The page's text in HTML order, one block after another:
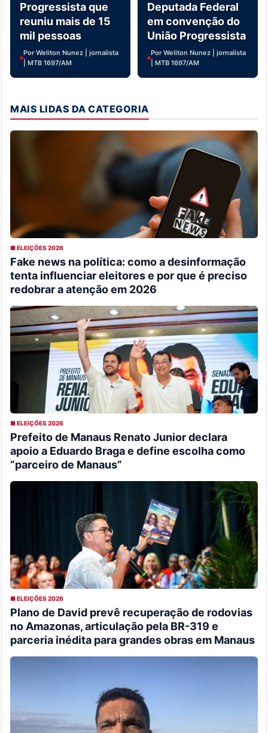
Progressista que
reuniu mais de 15
mil pessoas
Por Weliton Nunez | jornalista
| MTB 1697/AM
Deputada Federal
em convenção do
União Progressista
Por Weliton Nunez | jornalista
| MTB 1697/AM
MAIS LIDAS DA CATEGORIA
■ ELEIÇÕES 2026
Fake news na política: como a desinformação
tenta influenciar eleitores e por que é preciso
redobrar a atenção em 2026
■ ELEIÇÕES 2026
Prefeito de Manaus Renato Junior declara
apoio a Eduardo Braga e define escolha como
“parceiro de Manaus”
■ ELEIÇÕES 2026
Plano de David prevê recuperação de rodovias
no Amazonas, articulação pela BR-319 e
parceria inédita para grandes obras em Manaus